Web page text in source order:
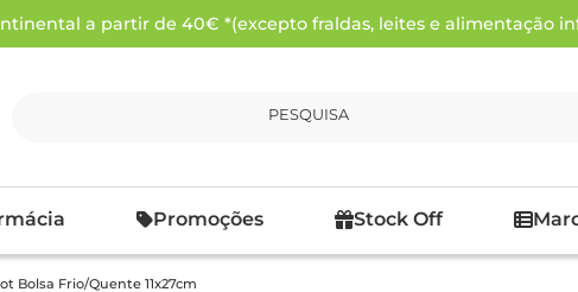
a partir de 40€ *(excepto fraldas, leites e alimentação
PESQUISA
Promoções Stock Off
Bolsa Frio/Quente 11x27cm